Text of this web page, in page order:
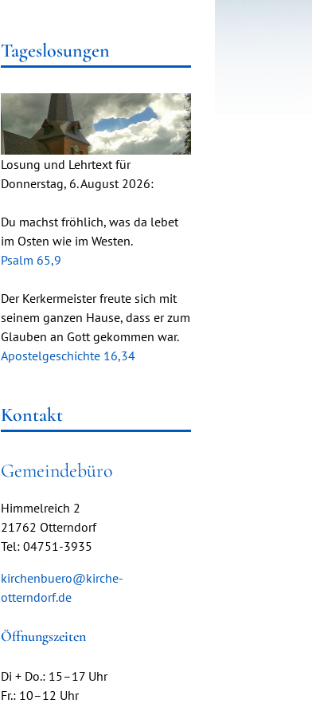
Tageslosungen
Losung und Lehrtext für
Donnerstag, 6. August 2026:
Du machst fröhlich, was da lebet
im Osten wie im Westen.
Psalm 65,9
Der Kerkermeister freute sich mit
seinem ganzen Hause, dass er zum
Glauben an Gott gekommen war.
Apostelgeschichte 16,34
Kontakt
Gemeindebüro
Himmelreich 2
21762 Otterndorf
Tel: 04751-3935
kirchenbuero@kirche-
otterndorf.de
Öffnungszeiten
Di + Do.: 15–17 Uhr
Fr.: 10–12 Uhr